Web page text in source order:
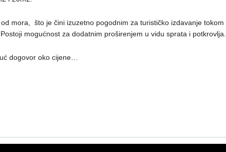
mora, što je čini izuzetno pogodnim za turističko izdavanje tokom
mogućnost za dodatnim proširenjem u vidu sprata i potkrovlja.
dogovor oko cijene…